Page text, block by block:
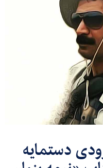
دستمایه